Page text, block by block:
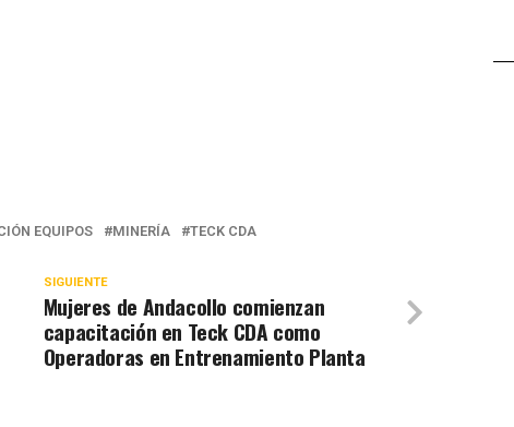
EQUIPOS MINERÍA TECK CDA
SIGUIENTE
Mujeres de Andacollo comienzan
capacitación en Teck CDA como
Operadoras en Entrenamiento Planta